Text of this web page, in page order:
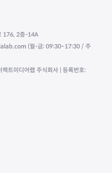
176, 2층-14A
(월-금: 09:30~17:30 / 주
트미디어랩 주식회사 | 등록번호: